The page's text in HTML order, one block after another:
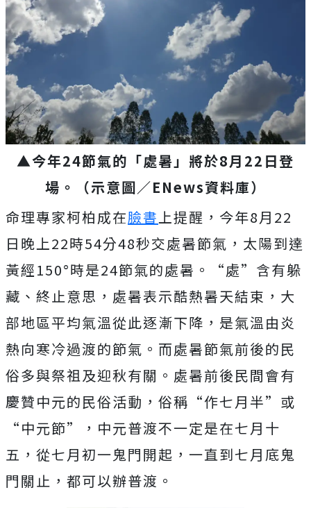
▲今年24節氣的「處暑」將於8月22日登
場。（示意圖／ENews資料庫）
命理專家柯柏成在臉書上提醒，今年8月22
日晚上22時54分48秒交處暑節氣，太陽到達
黃經150°時是24節氣的處暑。“處”含有躲
藏、終止意思，處暑表示酷熱暑天結束，大
部地區平均氣溫從此逐漸下降，是氣溫由炎
熱向寒冷過渡的節氣。而處暑節氣前後的民
俗多與祭祖及迎秋有關。處暑前後民間會有
慶贊中元的民俗活動，俗稱“作七月半”或
“中元節”，中元普渡不一定是在七月十
五，從七月初一鬼門開起，一直到七月底鬼
門關止，都可以辦普渡。